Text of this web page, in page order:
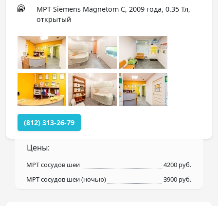
МРТ Siemens Magnetom C, 2009 года, 0.35 Тл,
открытый
(812) 313-26-79
Цены:
МРТ сосудов шеи
4200 руб.
МРТ сосудов шеи (ночью)
3900 руб.